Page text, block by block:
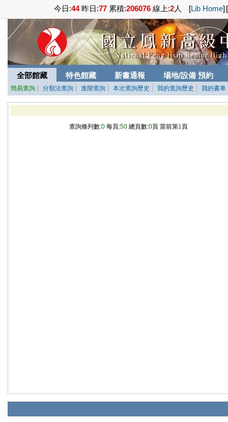
今日:44昨日:77 累積:206076 線上:2人 [Lib Home] [
全部館藏 特色館藏 新書通報 場地/設備 預約
簡易查詢 ┊ 分類法查詢 ┊ 進階查詢 ┊ 本次查詢歷史 ┊ 我的查詢歷史 ┊ 我的書車
查詢條列數:0 每頁:50 總頁數:0頁 當前第1頁